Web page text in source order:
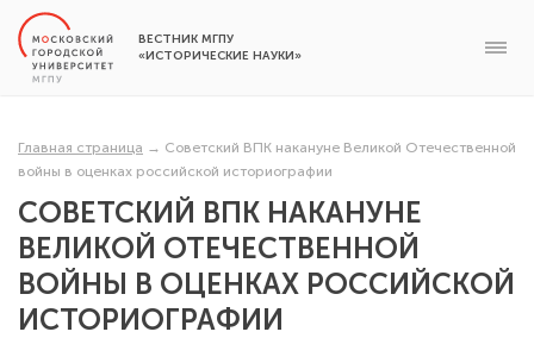
ВЕСТНИК МГПУ
«ИСТОРИЧЕСКИЕ НАУКИ»
Главная страница → Советский ВПК накануне Великой Отечественной
войны в оценках российской историографии
СОВЕТСКИЙ ВПК НАКАНУНЕ
ВЕЛИКОЙ ОТЕЧЕСТВЕННОЙ
ВОЙНЫ В ОЦЕНКАХ РОССИЙСКОЙ
ИСТОРИОГРАФИИ